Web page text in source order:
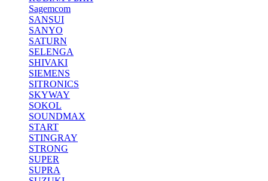
Sagemcom
SANSUI
SANYO
SATURN
SELENGA
SHIVAKI
SIEMENS
SITRONICS
SKYWAY
SOKOL
SOUNDMAX
START
STINGRAY
STRONG
SUPER
SUPRA